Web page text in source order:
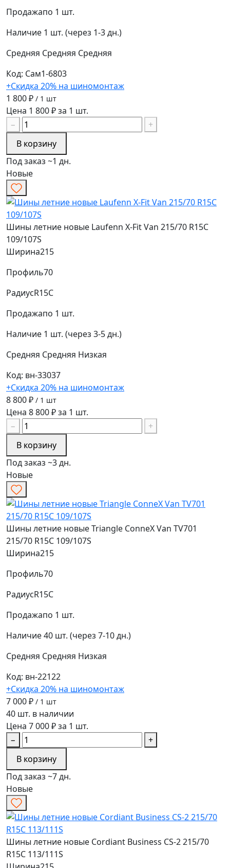
Продажапо 1 шт.
Наличие 1 шт. (через 1-3 дн.)
Средняя Средняя Средняя
Код: Сам1-6803
+Скидка 20% на шиномонтаж
1 800 ₽ / 1 шт
Цена 1 800 ₽ за 1 шт.
−
+
В корзину
Под заказ ~1 дн.
Новые
Шины летние новые Laufenn X-Fit Van 215/70 R15C
109/107S
Ширина215
Профиль70
РадиусR15C
Продажапо 1 шт.
Наличие 1 шт. (через 3-5 дн.)
Средняя Средняя Низкая
Код: вн-33037
+Скидка 20% на шиномонтаж
8 800 ₽ / 1 шт
Цена 8 800 ₽ за 1 шт.
−
+
В корзину
Под заказ ~3 дн.
Новые
Шины летние новые Triangle ConneX Van TV701
215/70 R15C 109/107S
Ширина215
Профиль70
РадиусR15C
Продажапо 1 шт.
Наличие40 шт. (через 7-10 дн.)
Средняя Средняя Низкая
Код: вн-22122
+Скидка 20% на шиномонтаж
7 000 ₽ / 1 шт
40 шт. в наличии
Цена 7 000 ₽ за 1 шт.
−
+
В корзину
Под заказ ~7 дн.
Новые
Шины летние новые Cordiant Business CS-2 215/70
R15C 113/111S